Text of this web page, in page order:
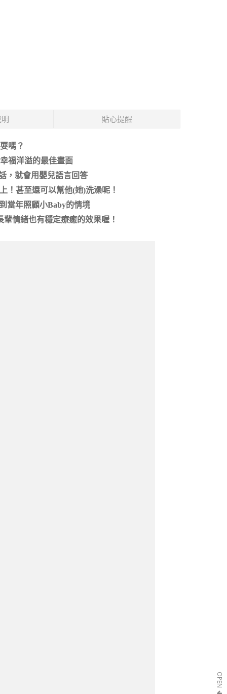
貼心提醒
嗎？
福洋溢的最佳畫面
，就會用嬰兒語言回答
！甚至還可以幫他(她)洗澡呢！
當年照顧小Baby的情境
情緒也有穩定療癒的效果喔！